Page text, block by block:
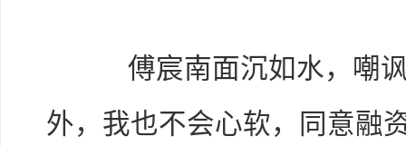
傅宸南面沉如水，嘲讽
外，我也不会心软，同意融